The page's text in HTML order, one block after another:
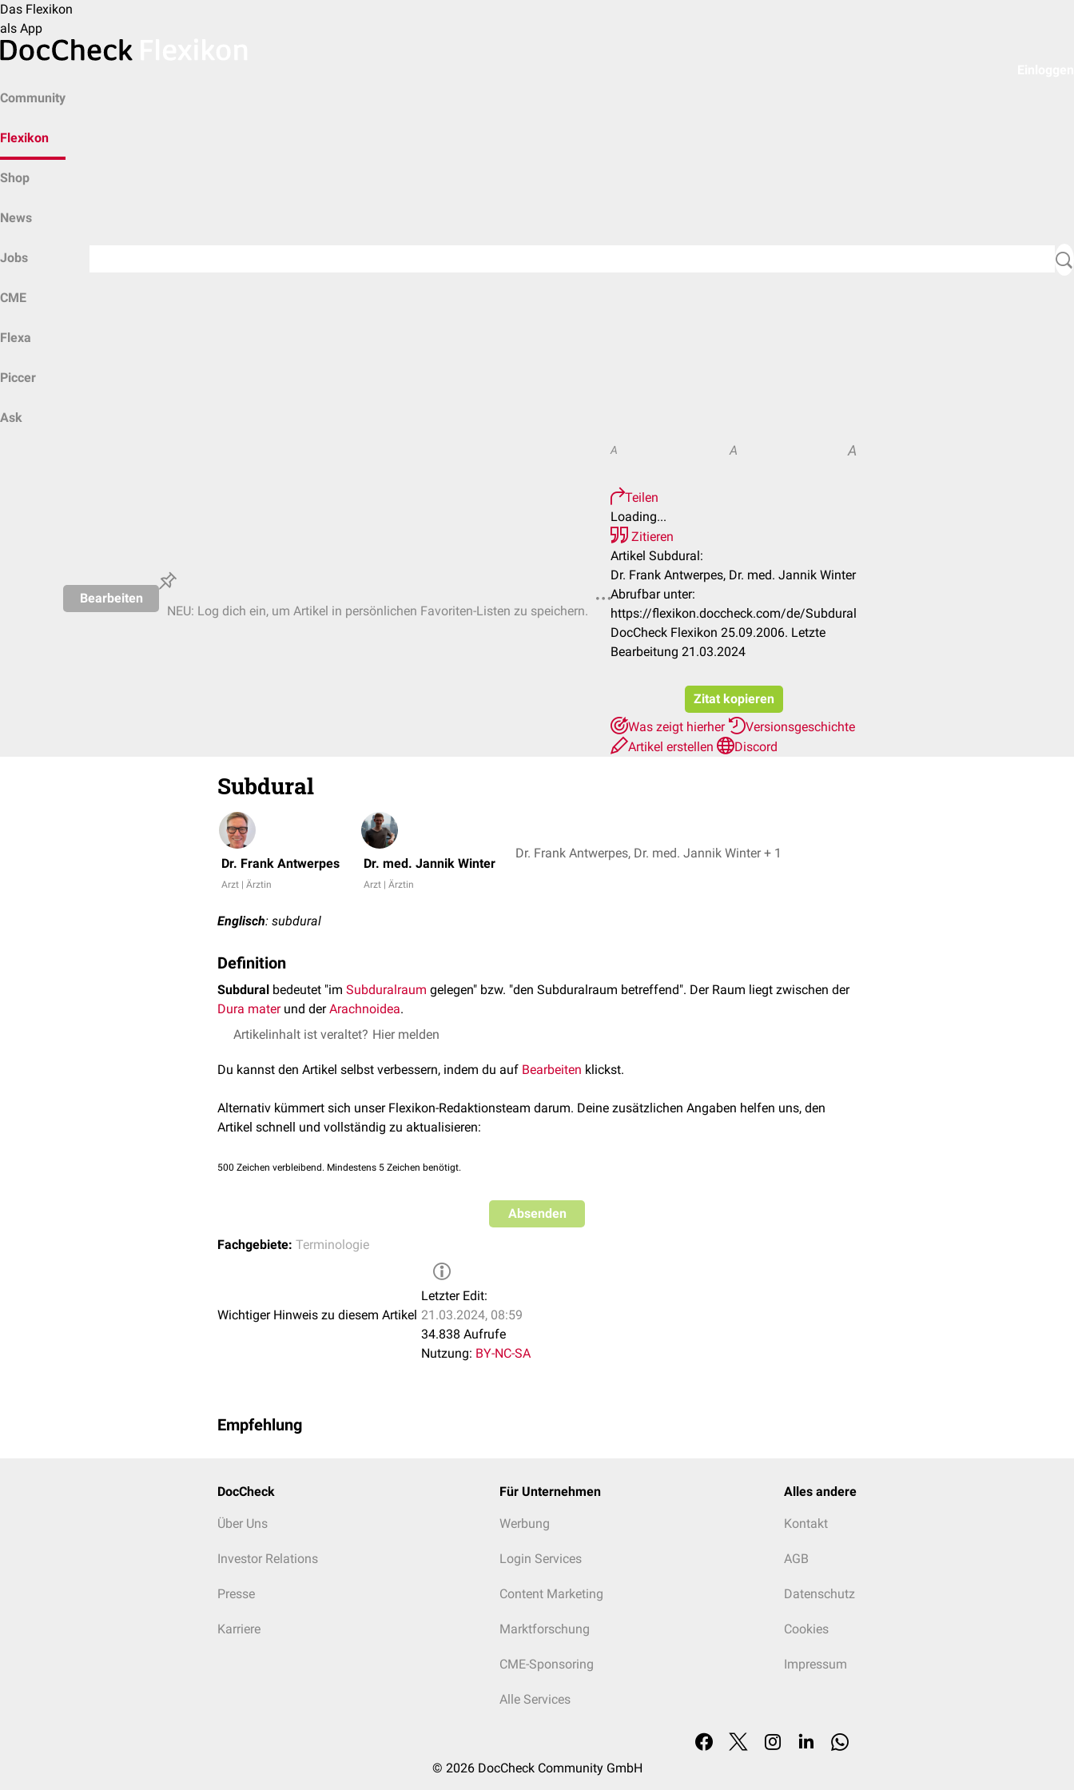
Das Flexikon
als App
Community
Flexikon
Shop
News
Jobs
CME
Flexa
Piccer
Ask
Bearbeiten
NEU: Log dich ein, um Artikel in persönlichen Favoriten-Listen zu speichern.
A A A
Teilen
Loading...
Zitieren
Artikel Subdural:
Dr. Frank Antwerpes, Dr. med. Jannik Winter
Abrufbar unter:
https://flexikon.doccheck.com/de/Subdural
DocCheck Flexikon 25.09.2006. Letzte
Bearbeitung 21.03.2024
Zitat kopieren
Was zeigt hierher
Versionsgeschichte
Artikel erstellen
Discord
Subdural
Dr. Frank Antwerpes
Arzt | Ärztin
Dr. med. Jannik Winter
Arzt | Ärztin
Dr. Frank Antwerpes, Dr. med. Jannik Winter + 1
Englisch: subdural
Definition
Subdural bedeutet "im Subduralraum gelegen" bzw. "den Subduralraum betreffend". Der Raum liegt zwischen der
Dura materund derArachnoidea.
Artikelinhalt ist veraltet? Hier melden
Du kannst den Artikel selbst verbessern, indem du auf Bearbeiten klickst.
Alternativ kümmert sich unser Flexikon-Redaktionsteam darum. Deine zusätzlichen Angaben helfen uns, den
Artikel schnell und vollständig zu aktualisieren:
500 Zeichen verbleibend. Mindestens 5 Zeichen benötigt.
Absenden
Fachgebiete: Terminologie
Wichtiger Hinweis zu diesem Artikel
Letzter Edit:
21.03.2024, 08:59
34.838 Aufrufe
Nutzung: BY-NC-SA
Empfehlung
DocCheck
Über Uns
Investor Relations
Presse
Karriere
Für Unternehmen
Werbung
Login Services
Content Marketing
Marktforschung
CME-Sponsoring
Alle Services
Alles andere
Kontakt
AGB
Datenschutz
Cookies
Impressum
© 2026 DocCheck Community GmbH